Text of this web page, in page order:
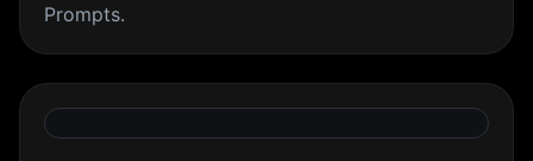
Prompts.